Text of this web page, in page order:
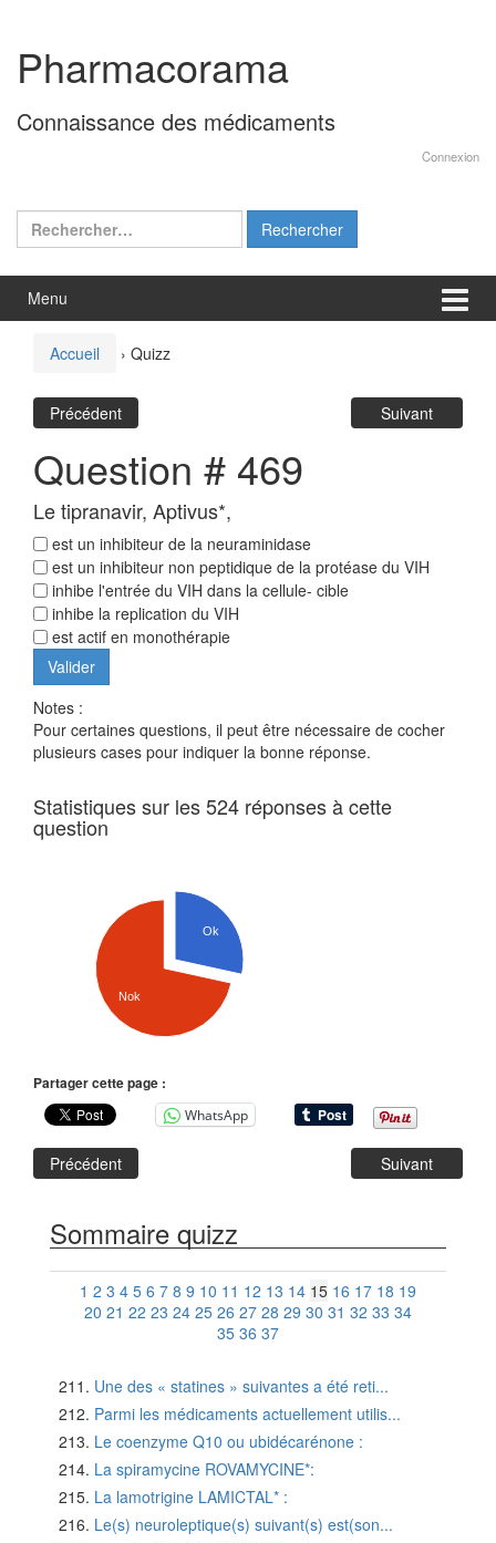
contenu
menu
principal
Pharmacorama
Connaissance des médicaments
Connexion
Rechercher :
Menu
Accueil › Quizz
Précédent Suivant
Question # 469
Le tipranavir, Aptivus*,
est un inhibiteur de la neuraminidase
est un inhibiteur non peptidique de la protéase du VIH
inhibe l'entrée du VIH dans la cellule- cible
inhibe la replication du VIH
est actif en monothérapie
Notes :
Pour certaines questions, il peut être nécessaire de cocher
plusieurs cases pour indiquer la bonne réponse.
Statistiques sur les 524 réponses à cette
question
Ok
Nok
Partager cette page :
WhatsApp
Précédent Suivant
Sommaire quizz
1 2 3 4 5 6 7 8 9 10 11 12 13 14 15 16 17 18 19
20 21 22 23 24 25 26 27 28 29 30 31 32 33 34
35 36 37
Une des « statines » suivantes a été reti...
Parmi les médicaments actuellement utilis...
Le coenzyme Q10 ou ubidécarénone :
La spiramycine ROVAMYCINE*:
La lamotrigine LAMICTAL* :
Le(s) neuroleptique(s) suivant(s) est(son...